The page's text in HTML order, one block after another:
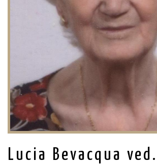
Lucia Bevacqua